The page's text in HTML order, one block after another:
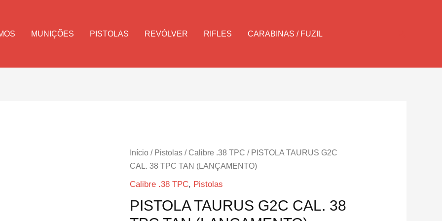
MUNIÇÕES PISTOLAS REVÓLVER RIFLES CARABINAS / FUZIL
Início/ Pistolas/ Calibre .38 TPC / PISTOLA TAURUS G2C
CAL. 38 TPC TAN (LANÇAMENTO)
Calibre .38 TPC, Pistolas
PISTOLA TAURUS G2C CAL. 38